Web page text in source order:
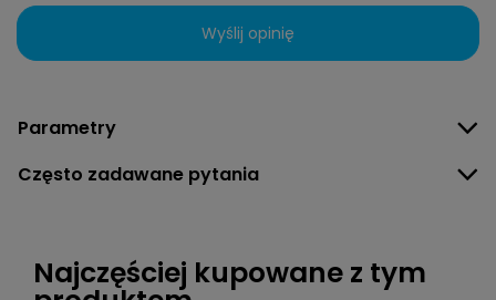
Wyślij opinię
Parametry
Często zadawane pytania
Najczęściej kupowane z tym